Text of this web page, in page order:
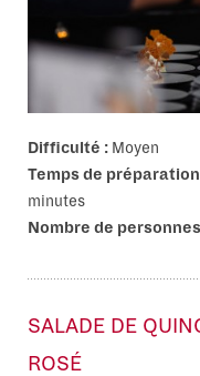
Difficulté : Moyen
Temps de
minutes
Nombre de
SALADE DE
ROSÉ